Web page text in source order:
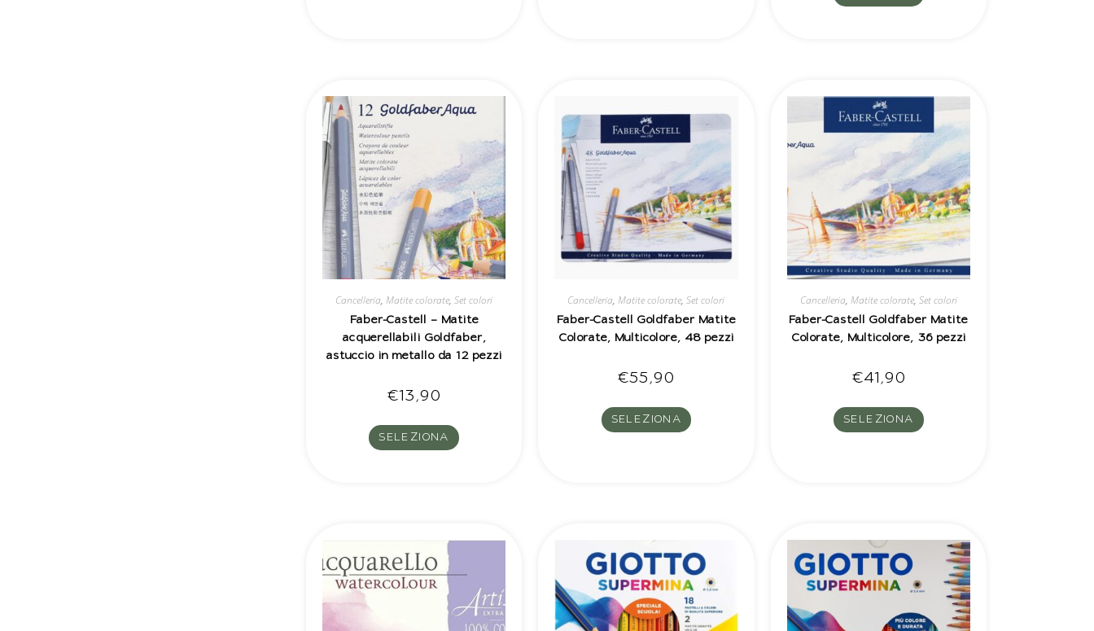
Cancelleria,Matite colorate,Set colori
Faber-Castell – Matite
acquerellabili Goldfaber,
astuccio in metallo da 12 pezzi
€13,90
SELEZIONA
Cancelleria,Matite colorate,Set colori
Faber-Castell Goldfaber Matite
Colorate, Multicolore, 48 pezzi
€55,90
SELEZIONA
Cancelleria, Matite colorate, Set colori
Faber-Castell Goldfaber Matite
Colorate, Multicolore, 36 pezzi
€41,90
SELEZIONA